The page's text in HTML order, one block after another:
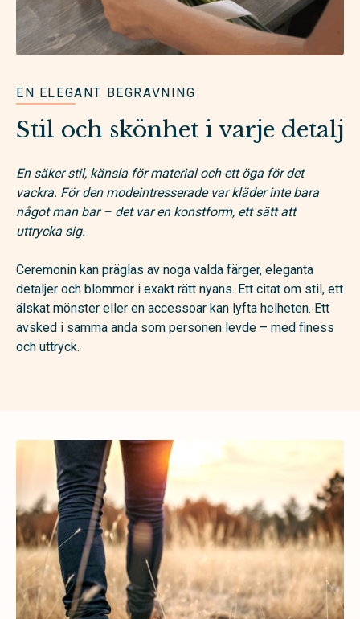
EN ELEGANT BEGRAVNING
Stil och skönhet i varje detalj
En säker stil, känsla för material och ett öga för det
vackra. För den modeintresserade var kläder inte bara
något man bar – det var en konstform, ett sätt att
uttrycka sig.
Ceremonin kan präglas av noga valda färger, eleganta
detaljer och blommor i exakt rätt nyans. Ett citat om stil, ett
älskat mönster eller en accessoar kan lyfta helheten. Ett
avsked i samma anda som personen levde – med finess
och uttryck.